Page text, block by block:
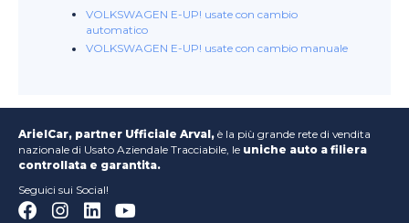
VOLKSWAGEN E-UP! usate con cambio
automatico
VOLKSWAGEN E-UP! usate con cambio manuale
ArielCar, partner Ufficiale Arval, è la più grande rete di vendita
nazionale di Usato Aziendale Tracciabile, le uniche auto a filiera
controllata e garantita.
Seguici sui Social!